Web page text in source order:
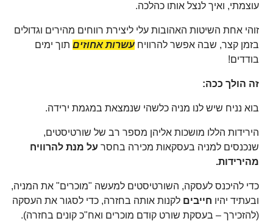
עוצמתי, ואיך לנצל אותו כהלכה.
זוהי אחת השיטות האהובות עלי ליצירת רווחים מהירים וגדולים
בזמן קצר, שבה אפשר להרוויחעשרות אחוזים תוך ימים
בודדים!
זה הולך ככה:
בוא נניח שיש לנו מניה כלשהי שנמצאת במגמת ירידה.
הירידות הללו מושכות אליהן מספר רב של שורטיסטים,
שנכנסים למניה בעסקאות מכירה בחסר על מנת להרוויח
מהירידות.
כדי להיכנס לעסקה, השורטיסטים למעשה "מוכרים" את המניה,
ובעתיד יהיו חייבים לקנות אותה בחזרה, כדי לסגור את העסקה
(להזכירך – בעסקת שורט קודם מוכרים ואח"כ קונים בחזרה).